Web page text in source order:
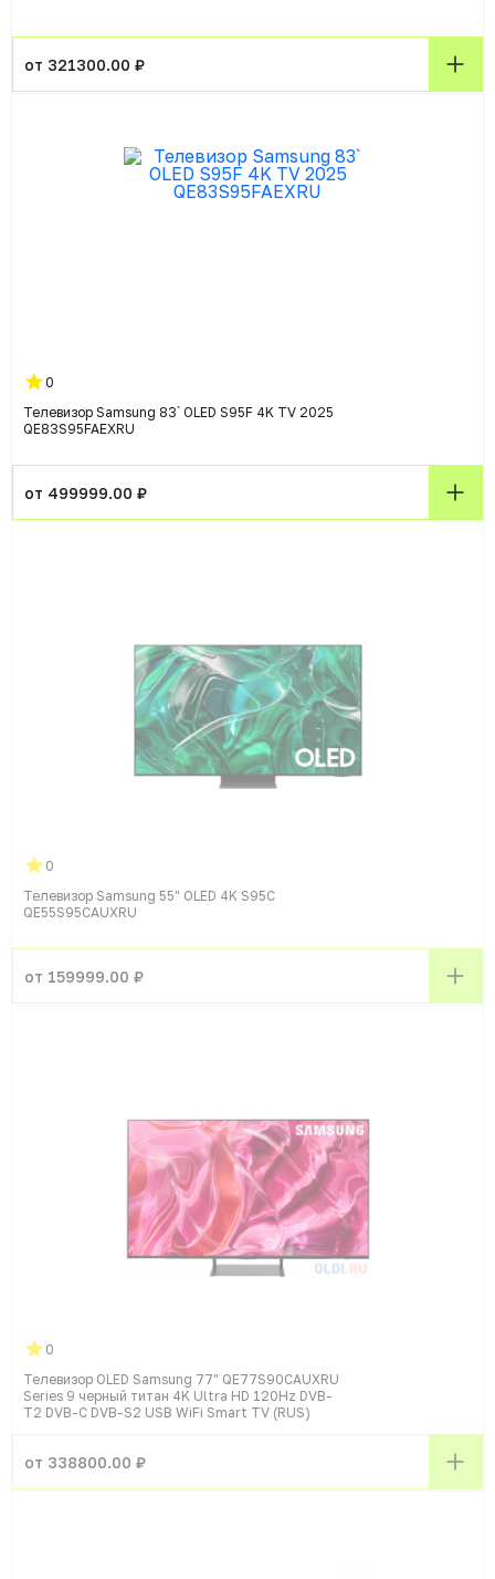
от 321300.00 ₽
0
Телевизор Samsung 83` OLED S95F 4K TV 2025
QE83S95FAEXRU
от 499999.00 ₽
0
Телевизор Samsung 55" OLED 4K S95C
QE55S95CAUXRU
от 159999.00 ₽
0
Телевизор OLED Samsung 77" QE77S90CAUXRU
Series 9 черный титан 4K Ultra HD 120Hz DVB-
T2 DVB-C DVB-S2 USB WiFi Smart TV (RUS)
от 338800.00 ₽